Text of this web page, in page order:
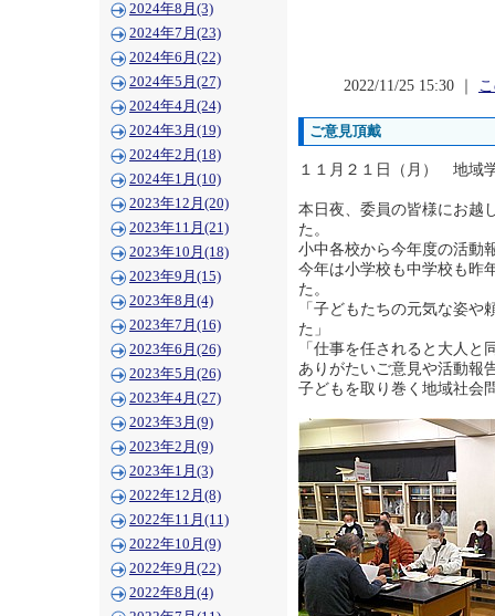
2024年8月(3)
2024年7月(23)
2024年6月(22)
2024年5月(27)
2024年4月(24)
2024年3月(19)
2024年2月(18)
2024年1月(10)
2023年12月(20)
2023年11月(21)
2023年10月(18)
2023年9月(15)
2023年8月(4)
2023年7月(16)
2023年6月(26)
2023年5月(26)
2023年4月(27)
2023年3月(9)
2023年2月(9)
2023年1月(3)
2022年12月(8)
2022年11月(11)
2022年10月(9)
2022年9月(22)
2022年8月(4)
2022/11/25 15:30 ｜
ご意見頂戴
１１月２１日（月） 地域
本日夜、委員の皆様にお越
た。
小中各校から今年度の活動
今年は小学校も中学校も昨
た。
「子どもたちの元気な姿
た」
「仕事を任されると大人
ありがたいご意見や活動報
子どもを取り巻く地域社会